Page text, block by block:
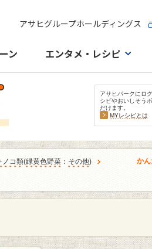
アサヒグループホールディングス
ン エンタメ・レシピ
アサヒパークにロ
シピやおいしそう
だけます。
MYレシピとは
ノコ類(緑黄色野菜 ： その他)
かん